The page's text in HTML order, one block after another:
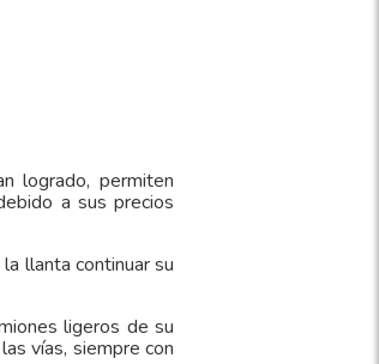
logrado, permiten
a sus precios
llanta continuar su
ligeros de su
vías, siempre con